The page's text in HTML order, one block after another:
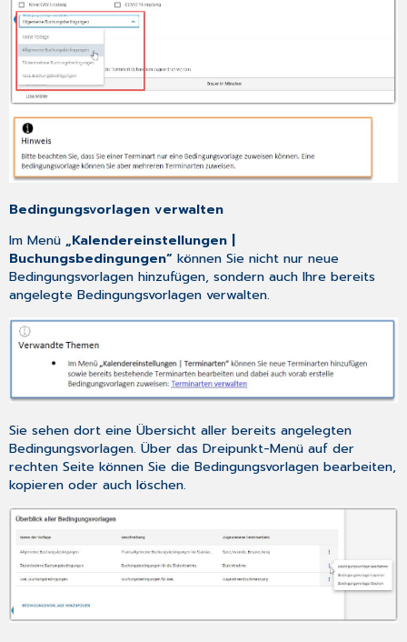
Bedingungsvorlagen verwalten
Im Menü „Kalendereinstellungen |
Buchungsbedingungen“können Sie nicht nur neue
Bedingungsvorlagen hinzufügen, sondern auch Ihre bereits
angelegte Bedingungsvorlagen verwalten.
Sie sehen dort eine Übersicht aller bereits angelegten
Bedingungsvorlagen. Über das Dreipunkt-Menü auf der
rechten Seite können Sie die Bedingungsvorlagen bearbeiten,
kopieren oder auch löschen.